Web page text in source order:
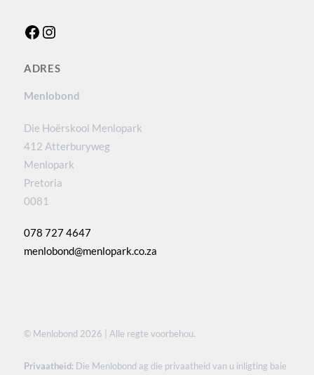
Facebook
Instagram
ADRES
Menlobond
Die Hoërskool Menlopark
412 Atterburyweg
Menlopark
Pretoria
0081
078 727 4647
menlobond@menlopark.co.za
© Menlobond 2026 | Alle regte voorbehou.
Privaatheid:Die Menlobond ag die privaatheid van u inligting baie